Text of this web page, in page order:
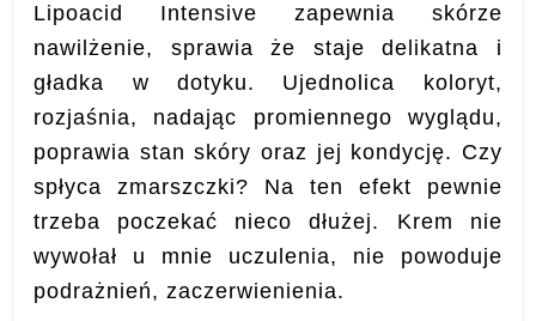
Lipoacid Intensive zapewnia skórze
nawilżenie, sprawia że staje delikatna i
gładka w dotyku. Ujednolica koloryt,
rozjaśnia, nadając promiennego wyglądu,
poprawia stan skóry oraz jej kondycję. Czy
spłyca zmarszczki? Na ten efekt pewnie
trzeba poczekać nieco dłużej. Krem nie
wywołał u mnie uczulenia, nie powoduje
podrażnień, zaczerwienienia.